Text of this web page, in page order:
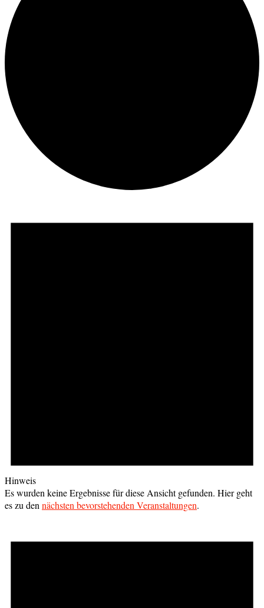
Hinweis
Es wurden keine Ergebnisse für diese Ansicht gefunden. Hier geht
es zu den nächsten bevorstehenden Veranstaltungen.